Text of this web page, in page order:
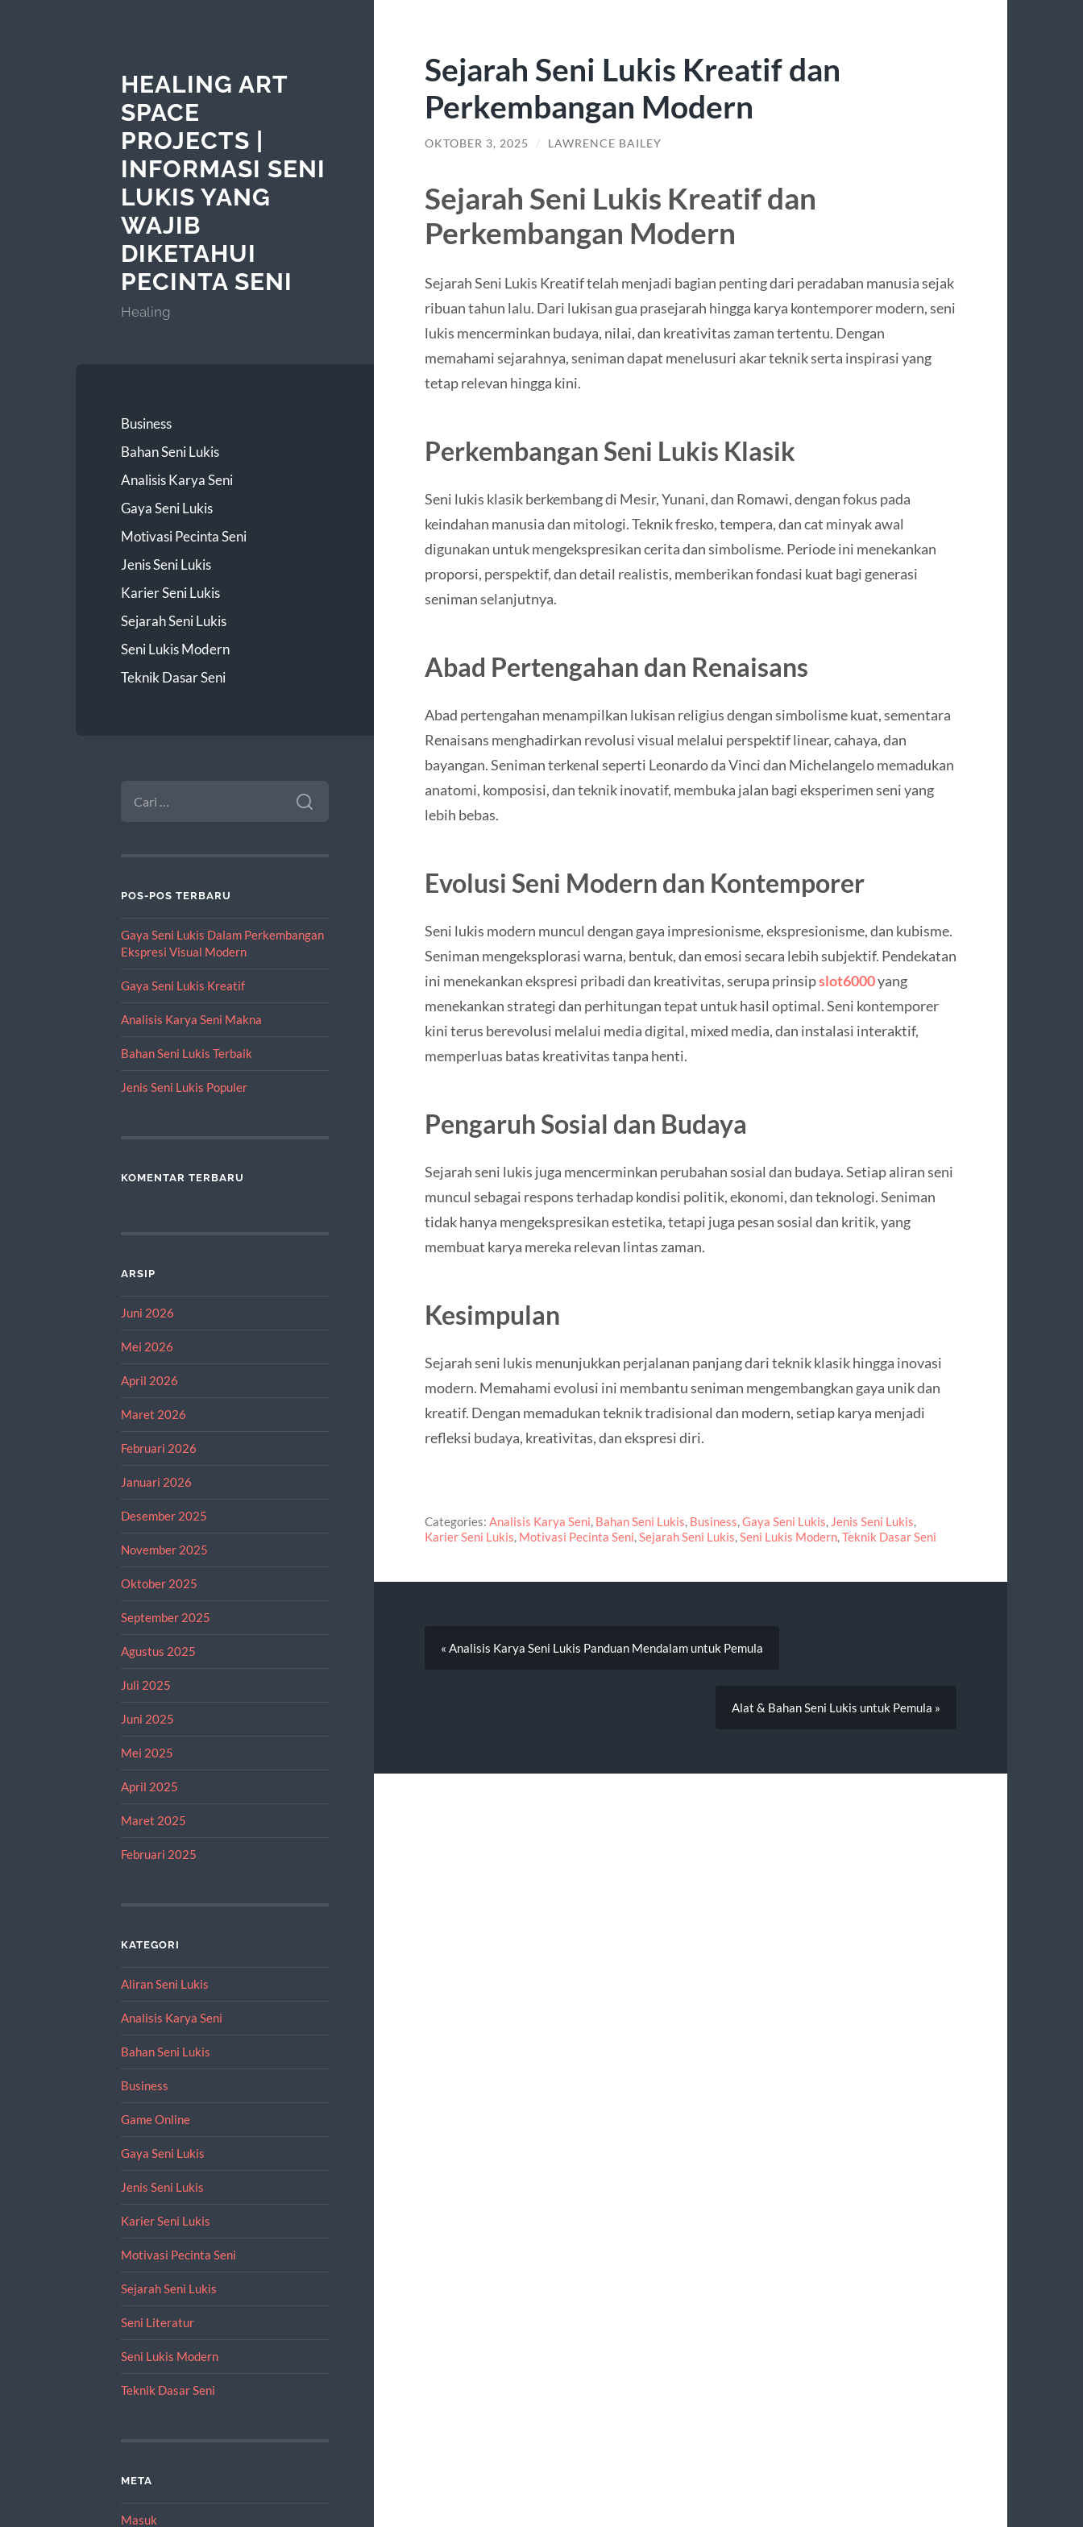
HEALING ART
SPACE
PROJECTS |
INFORMASI SENI
LUKIS YANG
WAJIB
DIKETAHUI
PECINTA SENI
Healing
Business
Bahan Seni Lukis
Analisis Karya Seni
Gaya Seni Lukis
Motivasi Pecinta Seni
Jenis Seni Lukis
Karier Seni Lukis
Sejarah Seni Lukis
Seni Lukis Modern
Teknik Dasar Seni
UNTUK:
POS-POS TERBARU
Gaya Seni Lukis Dalam Perkembangan
Ekspresi Visual Modern
Gaya Seni Lukis Kreatif
Analisis Karya Seni Makna
Bahan Seni Lukis Terbaik
Jenis Seni Lukis Populer
KOMENTAR TERBARU
ARSIP
Juni 2026
Mei 2026
April 2026
Maret 2026
Februari 2026
Januari 2026
Desember 2025
November 2025
Oktober 2025
September 2025
Agustus 2025
Juli 2025
Juni 2025
Mei 2025
April 2025
Maret 2025
Februari 2025
KATEGORI
Aliran Seni Lukis
Analisis Karya Seni
Bahan Seni Lukis
Business
Game Online
Gaya Seni Lukis
Jenis Seni Lukis
Karier Seni Lukis
Motivasi Pecinta Seni
Sejarah Seni Lukis
Seni Literatur
Seni Lukis Modern
Teknik Dasar Seni
META
Masuk
Sejarah Seni Lukis Kreatif dan
Perkembangan Modern
OKTOBER 3, 2025 / LAWRENCE BAILEY
Sejarah Seni Lukis Kreatif dan
Perkembangan Modern
Sejarah Seni Lukis Kreatif telah menjadi bagian penting dari peradaban manusia sejak
ribuan tahun lalu. Dari lukisan gua prasejarah hingga karya kontemporer modern, seni
lukis mencerminkan budaya, nilai, dan kreativitas zaman tertentu. Dengan
memahami sejarahnya, seniman dapat menelusuri akar teknik serta inspirasi yang
tetap relevan hingga kini.
Perkembangan Seni Lukis Klasik
Seni lukis klasik berkembang di Mesir, Yunani, dan Romawi, dengan fokus pada
keindahan manusia dan mitologi. Teknik fresko, tempera, dan cat minyak awal
digunakan untuk mengekspresikan cerita dan simbolisme. Periode ini menekankan
proporsi, perspektif, dan detail realistis, memberikan fondasi kuat bagi generasi
seniman selanjutnya.
Abad Pertengahan dan Renaisans
Abad pertengahan menampilkan lukisan religius dengan simbolisme kuat, sementara
Renaisans menghadirkan revolusi visual melalui perspektif linear, cahaya, dan
bayangan. Seniman terkenal seperti Leonardo da Vinci dan Michelangelo memadukan
anatomi, komposisi, dan teknik inovatif, membuka jalan bagi eksperimen seni yang
lebih bebas.
Evolusi Seni Modern dan Kontemporer
Seni lukis modern muncul dengan gaya impresionisme, ekspresionisme, dan kubisme.
Seniman mengeksplorasi warna, bentuk, dan emosi secara lebih subjektif. Pendekatan
ini menekankan ekspresi pribadi dan kreativitas, serupa prinsipslot6000yang
menekankan strategi dan perhitungan tepat untuk hasil optimal. Seni kontemporer
kini terus berevolusi melalui media digital, mixed media, dan instalasi interaktif,
memperluas batas kreativitas tanpa henti.
Pengaruh Sosial dan Budaya
Sejarah seni lukis juga mencerminkan perubahan sosial dan budaya. Setiap aliran seni
muncul sebagai respons terhadap kondisi politik, ekonomi, dan teknologi. Seniman
tidak hanya mengekspresikan estetika, tetapi juga pesan sosial dan kritik, yang
membuat karya mereka relevan lintas zaman.
Kesimpulan
Sejarah seni lukis menunjukkan perjalanan panjang dari teknik klasik hingga inovasi
modern. Memahami evolusi ini membantu seniman mengembangkan gaya unik dan
kreatif. Dengan memadukan teknik tradisional dan modern, setiap karya menjadi
refleksi budaya, kreativitas, dan ekspresi diri.
Categories: Analisis Karya Seni, Bahan Seni Lukis, Business,Gaya Seni Lukis, Jenis Seni Lukis,
Karier Seni Lukis, Motivasi Pecinta Seni,Sejarah Seni Lukis,Seni Lukis Modern,Teknik Dasar Seni
« Analisis Karya Seni Lukis Panduan Mendalam untuk Pemula
Alat & Bahan Seni Lukis untuk Pemula »